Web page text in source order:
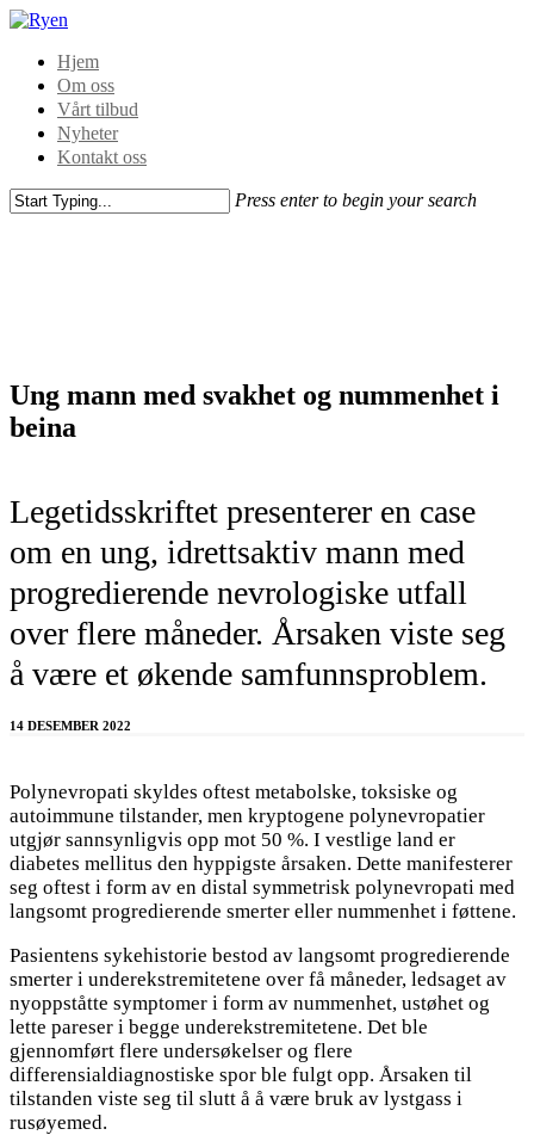
Hjem
Om oss
Vårt tilbud
Nyheter
Kontakt oss
Press enter to begin your search
Ung mann med svakhet og nummenhet i
beina
Legetidsskriftet presenterer en case
om en ung, idrettsaktiv mann med
progredierende nevrologiske utfall
over flere måneder. Årsaken viste seg
å være et økende samfunnsproblem.
14 DESEMBER 2022
Polynevropati skyldes oftest metabolske, toksiske og
autoimmune tilstander, men kryptogene polynevropatier
utgjør sannsynligvis opp mot 50 %. I vestlige land er
diabetes mellitus den hyppigste årsaken. Dette manifesterer
seg oftest i form av en distal symmetrisk polynevropati med
langsomt progredierende smerter eller nummenhet i føttene.
Pasientens sykehistorie bestod av langsomt progredierende
smerter i underekstremitetene over få måneder, ledsaget av
nyoppståtte symptomer i form av nummenhet, ustøhet og
lette pareser i begge underekstremitetene. Det ble
gjennomført flere undersøkelser og flere
differensialdiagnostiske spor ble fulgt opp. Årsaken til
tilstanden viste seg til slutt å å være bruk av lystgass i
rusøyemed.